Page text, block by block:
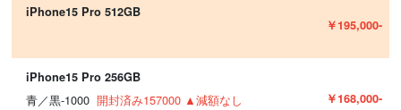
iPhone15 Pro 512GB
￥195,000-
iPhone15 Pro 256GB
青／黒-1000 開封済み157000 ▲減額なし ￥168,000-